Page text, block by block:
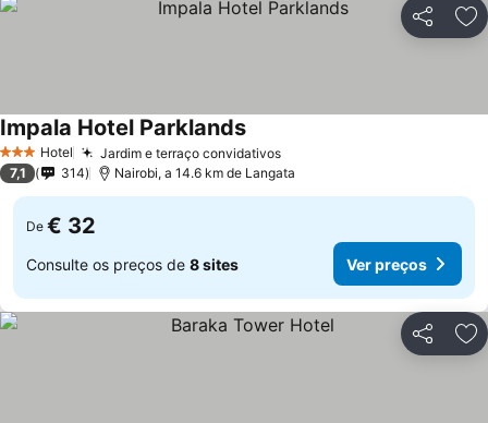
Partilhar
3 EstrelasHotel Jardim e terraço convidativosVer preços
Impala Hotel ParklandsVer preços
7,1 314 Nairobi, a 14.6 km de Langata
De € 32
Consulte os preços de 8 sites Ver preços
Partilhar